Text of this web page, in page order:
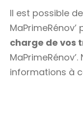
Il est possible
MaPrimeRénov’
charge de vos
informations à